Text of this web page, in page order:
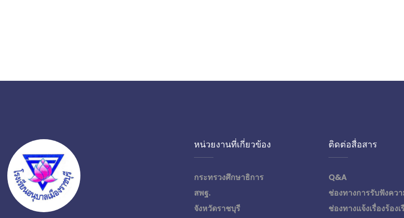
หน่วยงานที่เกี่ยวข้อง
กระทรวงศึกษาธิการ
สพฐ.
จังหวัดราชบุรี
ติดต่อสื่อสาร
Q&A
ช่องทางการรับฟังคว
ช่องทางแจ้งเรื่องร้อง